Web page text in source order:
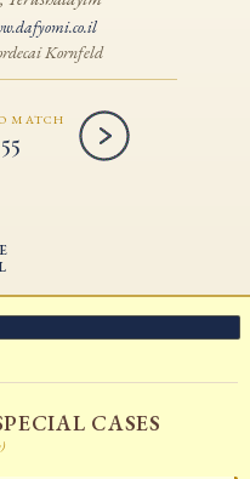
Kornfeld
MATCH
CASES